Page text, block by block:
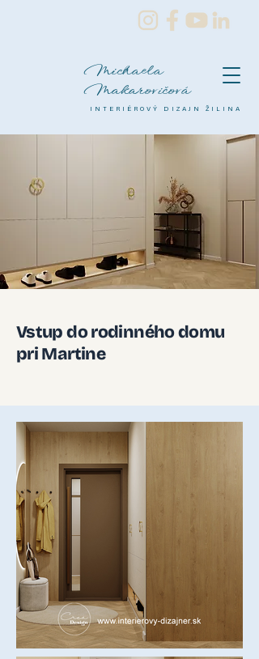
Michaela
Makarovičová
INTERIÉROVÝ DIZAJN ŽILINA
Vstup do rodinného domu
pri Martine